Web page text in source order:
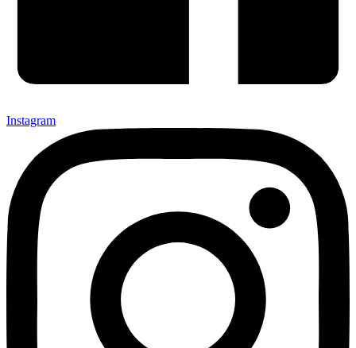
Instagram